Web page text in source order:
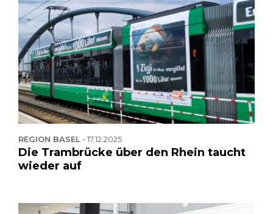
REGION BASEL-17.12.2025
Die Trambrücke über den Rhein taucht
wieder auf